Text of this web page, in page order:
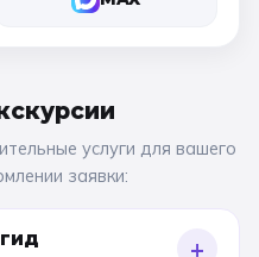
услуги для вашего
заявки:
+